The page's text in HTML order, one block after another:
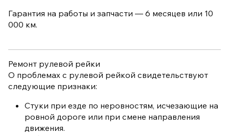
Гарантия на работы и запчасти — 6 месяцев или 10
000 км.
Ремонт рулевой рейки
О проблемах с рулевой рейкой свидетельствуют
следующие признаки:
Стуки при езде по неровностям, исчезающие на
ровной дороге или при смене направления
движения.